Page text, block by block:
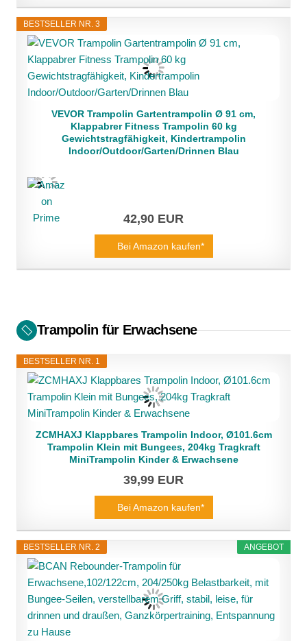
BESTSELLER NR. 3
VEVOR Trampolin Gartentrampolin Ø 91 cm,
Klappabrer Fitness Trampolin 60 kg
Gewichtstragfähigkeit, Kindertrampolin
Indoor/Outdoor/Garten/Drinnen Blau
42,90 EUR
Bei Amazon kaufen*
Trampolin für Erwachsene
BESTSELLER NR. 1
ZCMHAXJ Klappbares Trampolin Indoor, Ø101.6cm
Trampolin Klein mit Bungees, 204kg Tragkraft
MiniTrampolin Kinder & Erwachsene
39,99 EUR
Bei Amazon kaufen*
ANGEBOT
BESTSELLER NR. 2